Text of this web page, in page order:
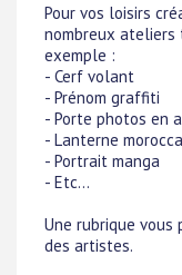
Pour vos loisirs
nombreux
exemple :
- Cerf volant
- Prénom graffiti
- Porte photos en
- Lanterne
- Portrait manga
- Etc...
Une rubrique
des artistes.